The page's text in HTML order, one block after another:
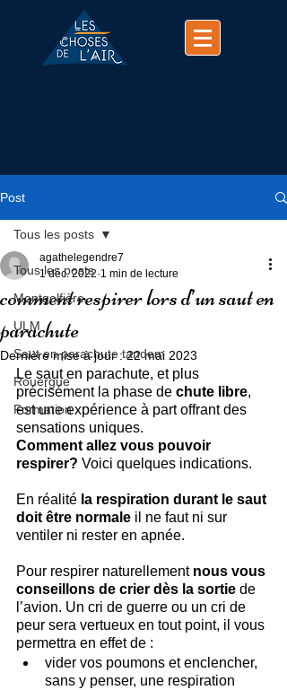
Post
Tous les posts
Montgolfière
ULM
Saut en parachute tandem
Rouergue
Formation
Tous les posts
comment respirer lors d’un saut en
parachute
agathelegendre7
1 déc. 2022 1 min de lecture
Dernière mise à jour :22 mai 2023
Le saut en parachute, et plus
précisément la phase de chute libre,
est une expérience à part offrant des
sensations uniques.
Comment allez vous pouvoir
respirer? Voici quelques indications.
En réalité la respiration durant le saut
doit être normale il ne faut ni sur
ventiler ni rester en apnée.
Pour respirer naturellement nous vous
conseillons de crier dès la sortie de
l’avion. Un cri de guerre ou un cri de
peur sera vertueux en tout point, il vous
permettra en effet de :
vider vos poumons et enclencher,
sans y penser, une respiration